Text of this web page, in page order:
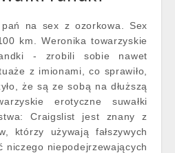
pań na sex z ozorkowa. Sex
km. Weronika towarzyskie
- zrobili sobie nawet
z imionami, co sprawiło,
że są ze sobą na dłuższą
erotyczne suwałki
Craigslist jest znany z
którzy używają fałszywych
niczego niepodejrzewających